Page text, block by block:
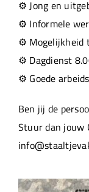
⚙️ Jong en
⚙️ Informele
⚙️ Mogelijkheid
⚙️ Dagdienst
⚙️ Goede
Ben jij de
Stuur dan jouw